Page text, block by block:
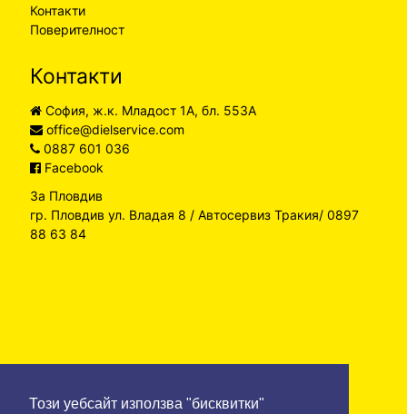
Този уебсайт използва "бисквитки"
Контакти
Поверителност
Контакти
София, ж.к. Младост 1А, бл. 553А
office@dielservice.com
0887 601 036
Facebook
За Пловдив
гр. Пловдив ул. Владая 8 / Автосервиз Тракия/ 0897
88 63 84